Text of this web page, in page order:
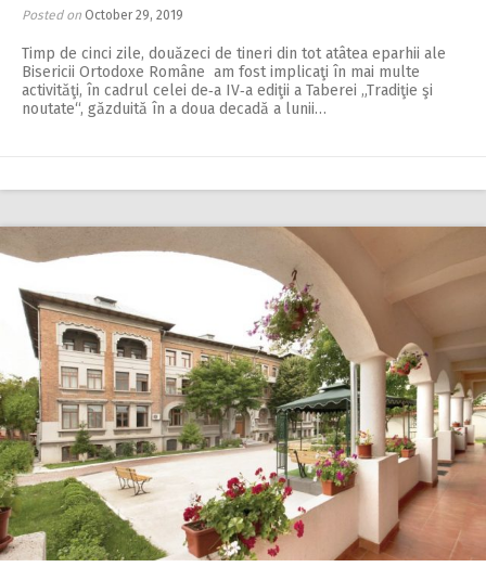
Posted on October 29, 2019
Timp de cinci zile, douăzeci de tineri din tot atâtea eparhii ale
Bisericii Ortodoxe Române am fost implicaţi în mai multe
activităţi, în cadrul celei de‑a IV‑a ediţii a Taberei „Tradiţie şi
noutate“, găzduită în a doua decadă a lunii…